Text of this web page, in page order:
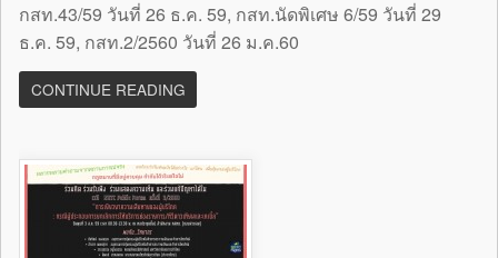
กสท.43/59 วันที่ 26 ธ.ค. 59, กสท.นัดพิเศษ 6/59 วันที่ 29
ธ.ค. 59, กสท.2/2560 วันที่ 26 ม.ค.60
CONTINUE READING